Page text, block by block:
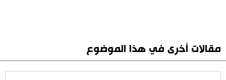
مقالات أخرى في هذا الموضوع